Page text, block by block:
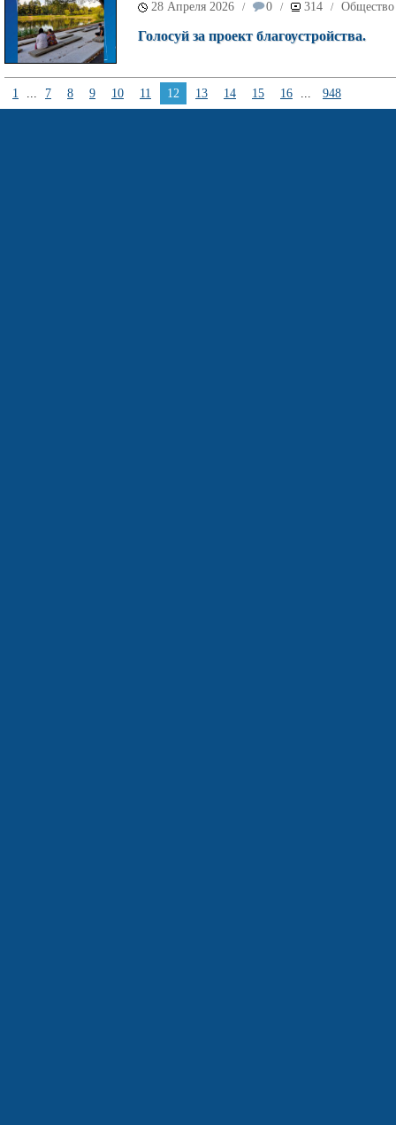
28 Апреля 2026 / 0 / 314 / Общество
Голосуй за проект благоустройства.
1 ... 7 8 9 10 11 12 13 14 15 16 ... 948